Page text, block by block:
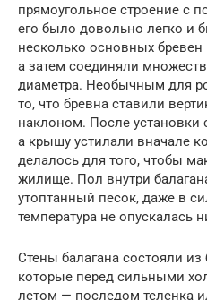
прямоугольное строение с
его было довольно легко и
несколько основных бревен
а затем соединяли
диаметра. Необычным для
то, что бревна ставили
наклоном. После
а крышу устилали вначале
делалось для того, чтобы
жилище. Пол внутри
утоптанный песок, даже в
температура не опускалась
Стены балагана состояли
которые перед сильными
летом — последом теленка